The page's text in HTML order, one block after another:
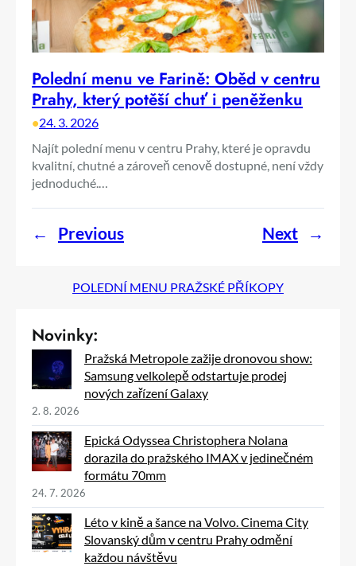
Polední menu ve Farině: Oběd v centru
Prahy, který potěší chuť i peněženku
•24. 3. 2026
Najít polední menu v centru Prahy, které je opravdu
kvalitní, chutné a zároveň cenově dostupné, není vždy
jednoduché.…
← Previous Next →
POLEDNÍ MENU PRAŽSKÉ PŘÍKOPY
Novinky:
Pražská Metropole zažije dronovou show:
Samsung velkolepě odstartuje prodej
nových zařízení Galaxy
2. 8. 2026
Epická Odyssea Christophera Nolana
dorazila do pražského IMAX v jedinečném
formátu 70mm
24. 7. 2026
Léto v kině a šance na Volvo. Cinema City
Slovanský dům v centru Prahy odmění
každou návštěvu